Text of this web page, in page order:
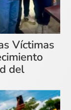
Víctimas
del